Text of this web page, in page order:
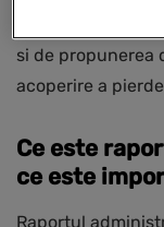
si de propunerea
acoperire a
Ce este
ce este
Raportul